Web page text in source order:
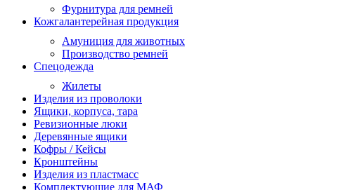
Фурнитура для ремней
Кожгалантерейная продукция
Амуниция для животных
Производство ремней
Спецодежда
Жилеты
Изделия из проволоки
Ящики, корпуса, тара
Ревизионные люки
Деревянные ящики
Кофры / Кейсы
Кронштейны
Изделия из пластмасс
Комплектующие для МАФ